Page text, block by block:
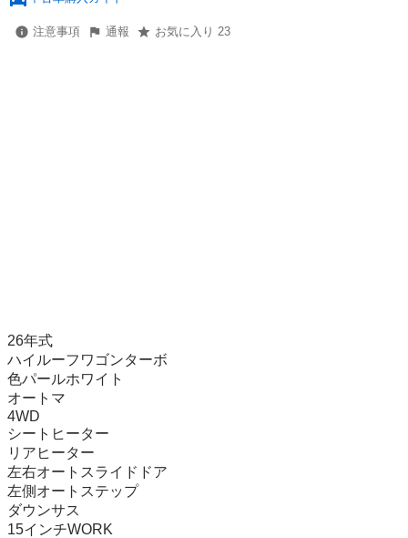
注意事項 通報 お気に入り 23
26年式
ハイルーフワゴンターボ
色パールホワイト
オートマ
4WD
シートヒーター
リアヒーター
左右オートスライドドア
左側オートステップ
ダウンサス
15インチWORK